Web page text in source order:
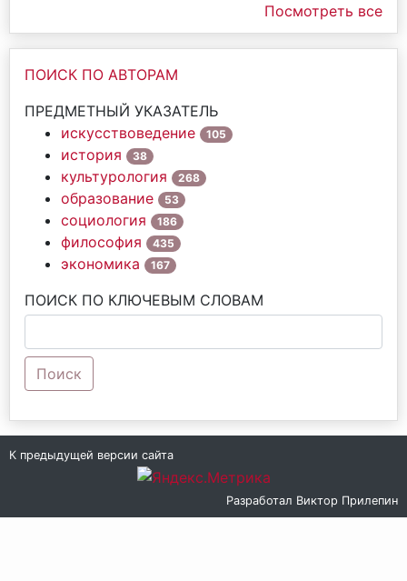
Посмотреть все
ПОИСК ПО АВТОРАМ
ПРЕДМЕТНЫЙ УКАЗАТЕЛЬ
искусствоведение
105
история 38
культурология 268
образование 53
социология 186
философия 435
экономика 167
ПОИСК ПО КЛЮЧЕВЫМ СЛОВАМ
Поиск
К предыдущей версии сайта
Разработал Виктор Прилепин